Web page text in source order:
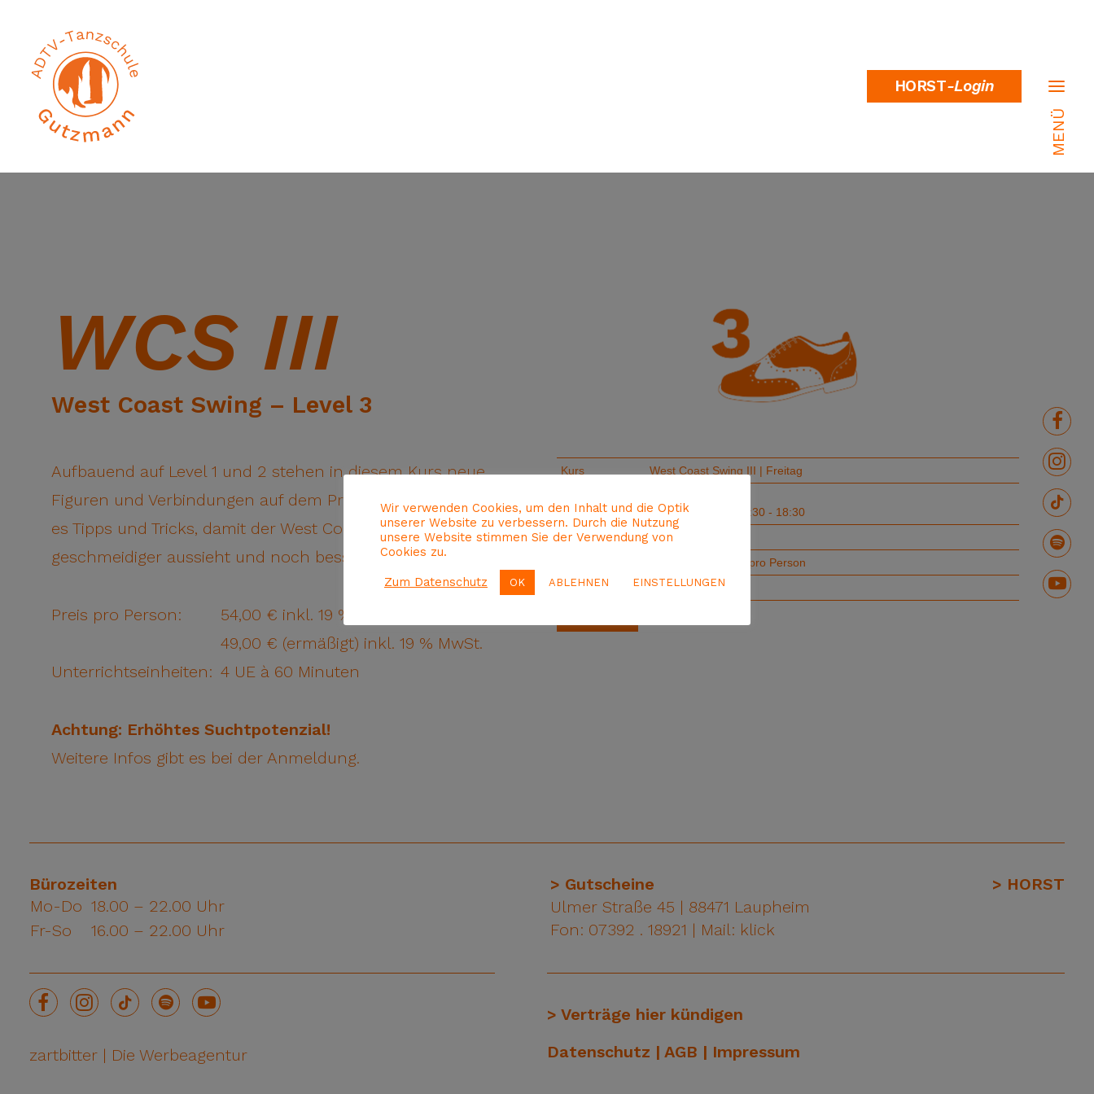
HORST-Login
MENÜ
WCS III
West Coast Swing – Level 3
Aufbauend auf Level 1 und 2 stehen in diesem Kurs neue
Figuren und Verbindungen auf dem Programm. Dazu gibt
es Tipps und Tricks, damit der West Coast Swing noch
geschmeidiger aussieht und noch besser zur Musik passt.
Preis pro Person:
54,00 € inkl. 19 % MwSt.
49,00 € (ermäßigt) inkl. 19 % MwSt.
Unterrichtseinheiten: 4 UE à 60 Minuten
Achtung: Erhöhtes Suchtpotenzial!
Weitere Infos gibt es bei der Anmeldung.
Bürozeiten
Mo-Do
Fr-So
18.00 – 22.00 Uhr
16.00 – 22.00 Uhr
> HORST
> Gutscheine
Ulmer Straße 45 | 88471 Laupheim
Fon: 07392 . 18921 | Mail: klick
zartbitter | Die Werbeagentur
> Verträge hier kündigen
Datenschutz | AGB | Impressum
Wir verwenden Cookies, um den Inhalt und die Optik
unserer Website zu verbessern. Durch die Nutzung
unsere Website stimmen Sie der Verwendung von
Cookies zu.
Zum Datenschutz OK ABLEHNEN EINSTELLUNGEN